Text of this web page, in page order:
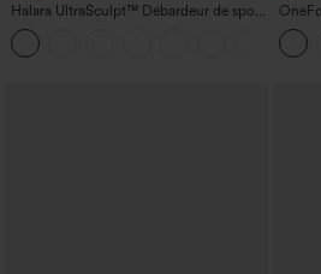
Halara UltraSculpt™ Débardeur de sport
à col rond et ourlet arrondi
yoga
fesses